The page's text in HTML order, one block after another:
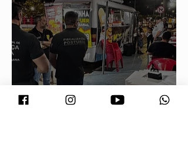
Prefeitura orienta comerciantes